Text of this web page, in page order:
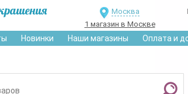
Москва
1 магазин в Москве
Новинки Наши магазины Оплата и